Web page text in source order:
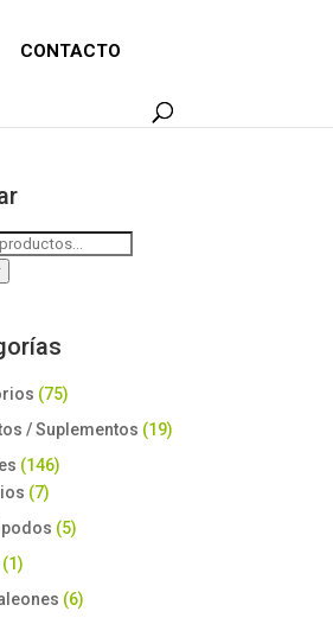
CONTACTO
(75)
/ Suplementos (19)
(146)
(7)
(5)
(1)
(6)